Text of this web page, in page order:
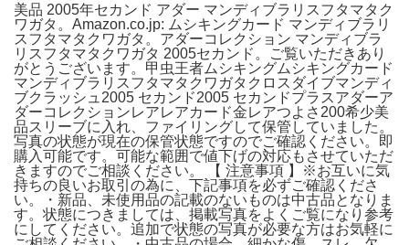
美品 2005年セカンド アダー マンディブラリスフタマタク
ワガタ。Amazon.co.jp: ムシキングカード マンディブラリ
スフタマタクワガタ。アダーコレクション マンディブラ
リスフタマタクワガタ 2005セカンド。ご覧いただきあり
がとうございます。甲虫王者ムシキングムシキングカード
マンディブラリスフタマタクワガタクロスダイブマンディ
ブクラッシュ2005 セカンド2005 セカンドプラスアダーア
ダーコレクションレアレアカード金レアつよさ200希少美
品スリーブに入れ、ファイリングして保管していました。
写真の状態が現在の保管状態ですのでご確認ください。即
購入可能です。可能な範囲で値下げの対応もさせていただ
きますのでご相談ください。 【 注意事項 】※お互いに気
持ちの良いお取引の為に、下記事項を必ずご確認くださ
い。・新品、未使用品の記載のないものは中古品となりま
す。状態につきましては、掲載写真をよくご覧になり参考
にしてください。追加で状態の写真が必要な方はお気軽に